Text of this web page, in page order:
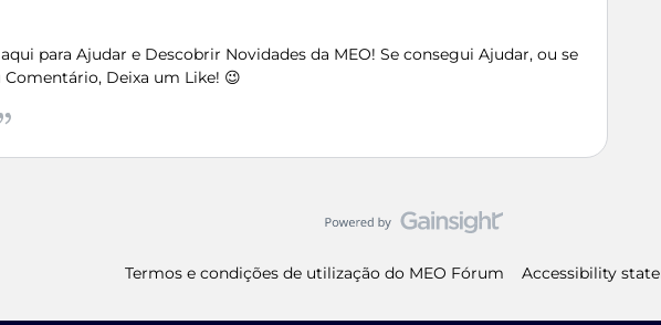
para Ajudar e Descobrir Novidades da MEO! Se consegui Ajudar, ou se
Deixa um Like! 😉
Termos e condições de utilização do MEO Fórum Accessibility